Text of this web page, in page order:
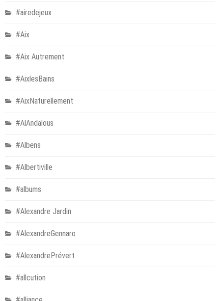
#airedejeux
#Aix
#Aix Autrement
#AixlesBains
#AixNaturellement
#AlAndalous
#Albens
#Albertiville
#albums
#Alexandre Jardin
#AlexandreGennaro
#AlexandrePrévert
#allcution